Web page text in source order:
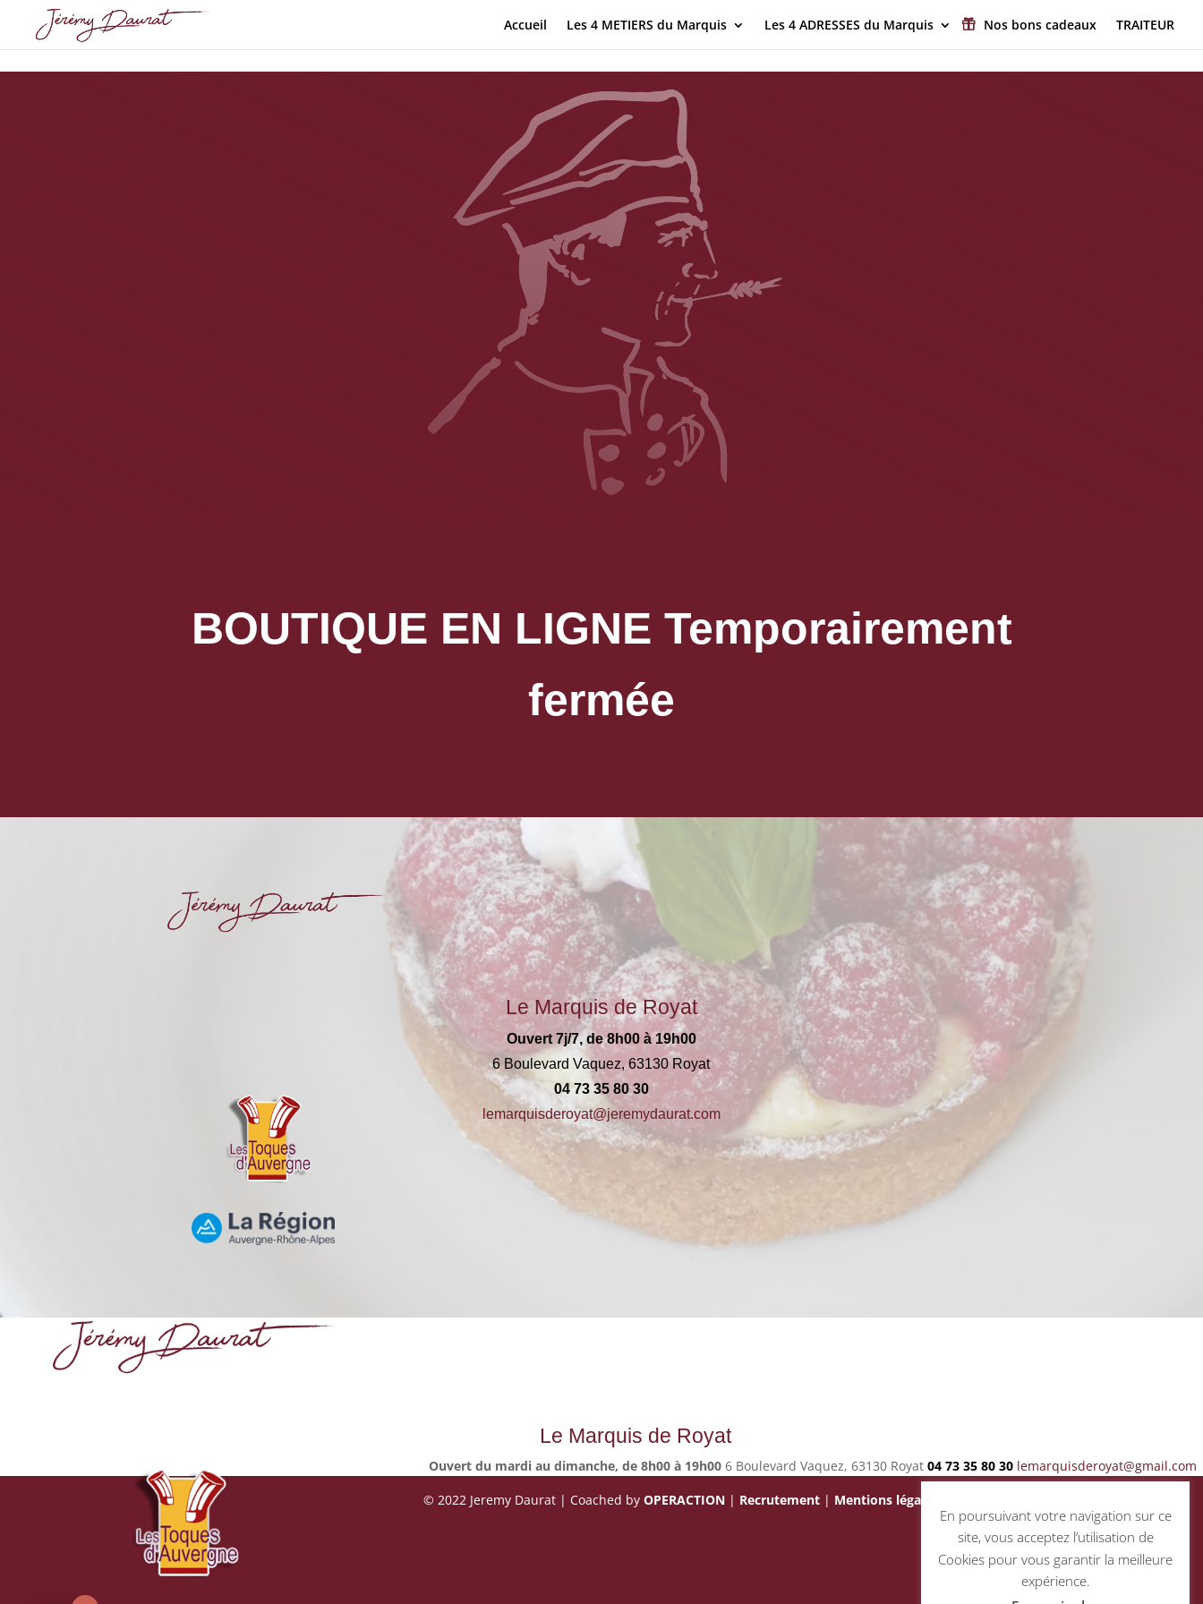
Accueil Les 4 METIERS du Marquis Les 4 ADRESSES du Marquis Nos bons cadeaux TRAITEUR
BOUTIQUE EN LIGNE Temporairement
fermée
Le Marquis de Royat
Ouvert 7j/7, de 8h00 à 19h00
6 Boulevard Vaquez, 63130 Royat
04 73 35 80 30
lemarquisderoyat@jeremydaurat.com
Le Marquis de Royat
Ouvert du mardi au dimanche, de 8h00 à 19h00 6 Boulevard Vaquez, 63130 Royat04 73 35 80 30 lemarquisderoyat@gmail.com
© 2022 Jeremy Daurat | Coached by OPERACTION| Recrutement| Mentions légales
En poursuivant votre navigation sur ce
site, vous acceptez l’utilisation de
Cookies pour vous garantir la meilleure
expérience.